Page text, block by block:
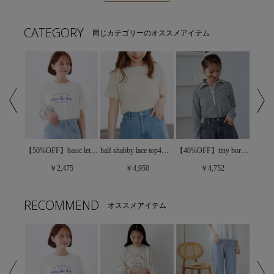
CATEGORY 同じカテゴリーのオススメアイテム
【50%OFF】basic lettering Ts～ﾍﾞｰｼｯｸﾚﾀﾘﾝｸﾞﾃｨｰｽﾞ
￥2,475
half shabby lace top4～ﾊｰﾌｼｬﾋﾞｰﾚｰｽﾄｯﾌﾟ4
￥4,950
【40%OFF】tiny border top～ﾀｲﾆｰﾎﾞｰﾀﾞｰﾄｯﾌﾟ
￥4,752
RECOMMEND オススメアイテム